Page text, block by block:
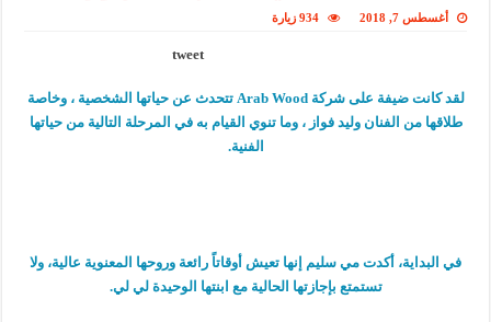
أغسطس 7, 2018 934 زيارة
tweet
لقد كانت ضيفة على شركة Arab Wood تتحدث عن حياتها الشخصية ، وخاصة
طلاقها من الفنان وليد فواز ، وما تنوي القيام به في المرحلة التالية من حياتها
الفنية.
في البداية، أكدت مي سليم إنها تعيش أوقاتاً رائعة وروحها المعنوية عالية، ولا
تستمتع بإجازتها الحالية مع ابنتها الوحيدة لي لي.